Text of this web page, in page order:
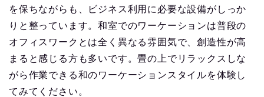
を保ちながらも、ビジネス利用に必要な設備がしっか
りと整っています。和室でのワーケーションは普段の
オフィスワークとは全く異なる雰囲気で、創造性が高
まると感じる方も多いです。畳の上でリラックスしな
がら作業できる和のワーケーションスタイルを体験し
てみてください。